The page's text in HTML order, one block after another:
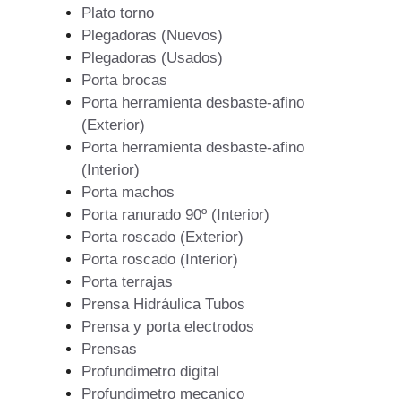
Plato torno
Plegadoras (Nuevos)
Plegadoras (Usados)
Porta brocas
Porta herramienta desbaste-afino
(Exterior)
Porta herramienta desbaste-afino
(Interior)
Porta machos
Porta ranurado 90º (Interior)
Porta roscado (Exterior)
Porta roscado (Interior)
Porta terrajas
Prensa Hidráulica Tubos
Prensa y porta electrodos
Prensas
Profundimetro digital
Profundimetro mecanico